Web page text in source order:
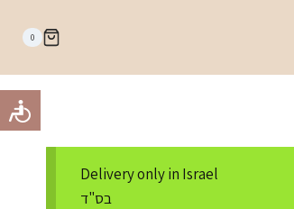
0
Delivery only in Israel
בס"ד